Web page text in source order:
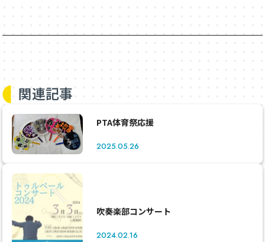
関連記事
PTA体育祭応援
2025.05.26
吹奏楽部コンサート
2024.02.16